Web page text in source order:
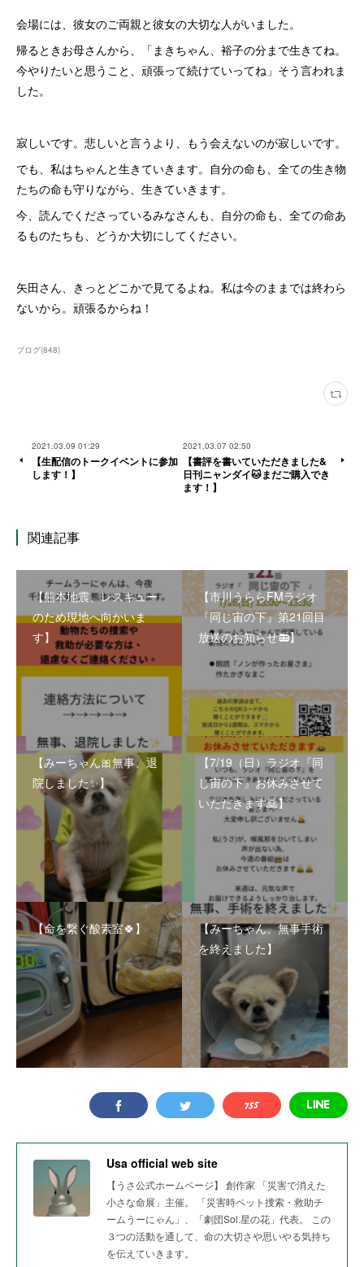
会場には、彼女のご両親と彼女の大切な人がいました。
帰るときお母さんから、「まきちゃん、裕子の分まで生きてね。
今やりたいと思うこと、頑張って続けていってね」そう言われま
した。
寂しいです。悲しいと言うより、もう会えないのが寂しいです。
でも、私はちゃんと生きていきます。自分の命も、全ての生き物
たちの命も守りながら、生きていきます。
今、読んでくださっているみなさんも、自分の命も、全ての命あ
るものたちも、どうか大切にしてください。
矢田さん、きっとどこかで見てるよね。私は今のままでは終わら
ないから。頑張るからね！
ブログ(848)
2021.03.09 01:29
【生配信のトークイベントに参加
します！】
2021.03.07 02:50
【書評を書いていただきました&
日刊ニャンダイ🐱まだご購入でき
ます！】
関連記事
【熊本地震、レスキュー
のため現地へ向かいま
す】
【市川うららFMラジオ
『同じ宙の下』第21回目
放送のお知らせ📻】
【みーちゃん🎀無事、退
院しました✨】
【7/19（日）ラジオ『同
じ宙の下』お休みさせて
いただきます🙇】
【命を繋ぐ酸素室🍀】
【みーちゃん、無事手術
を終えました】
Usa official web site
【うさ公式ホームページ】 創作家 「災害で消えた
小さな命展」主催。 「災害時ペット捜索・救助チ
ームうーにゃん」、「劇団Sol.星の花」代表。 この
３つの活動を通して、命の大切さや思いやる気持ち
を伝えていきます。